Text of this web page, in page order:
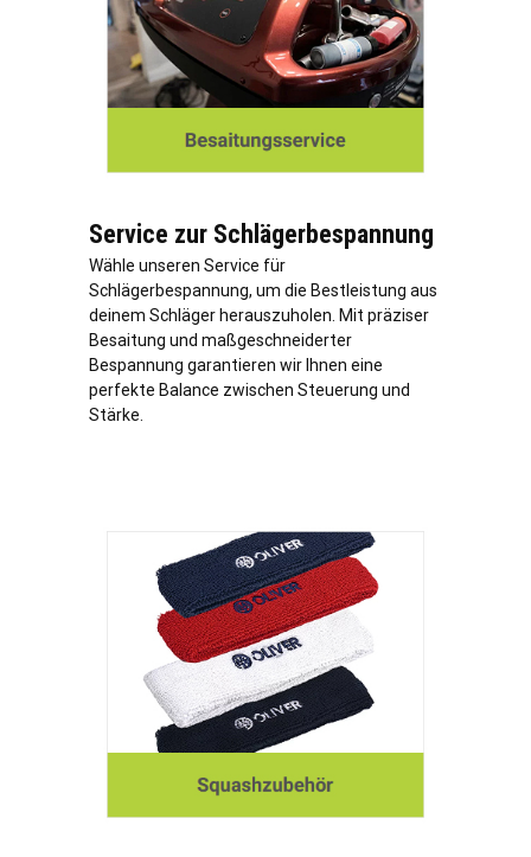
Service zur Schlägerbespannung
Wähle unseren Service für
Schlägerbespannung, um die Bestleistung aus
deinem Schläger herauszuholen. Mit präziser
Besaitung und maßgeschneiderter
Bespannung garantieren wir Ihnen eine
perfekte Balance zwischen Steuerung und
Stärke.